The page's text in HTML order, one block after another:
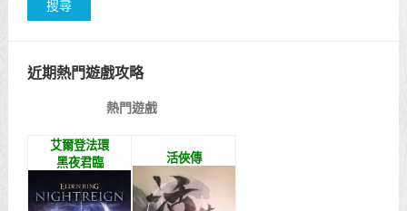
近期熱門遊戲攻略
熱門遊戲
艾爾登法環
黑夜君臨
活俠傳